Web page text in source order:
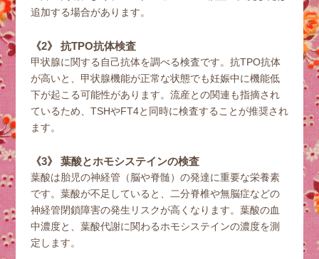
追加する場合があります。
《2》 抗TPO抗体検査
甲状腺に関する自己抗体を調べる検査です。抗TPO抗体
が高いと、甲状腺機能が正常な状態でも妊娠中に機能低
下が起こる可能性があります。流産との関連も指摘され
ているため、TSHやFT4と同時に検査することが推奨され
ます。
《3》 葉酸とホモシステインの検査
葉酸は胎児の神経管（脳や脊髄）の発達に重要な栄養素
です。葉酸が不足していると、二分脊椎や無脳症などの
神経管閉鎖障害の発生リスクが高くなります。葉酸の血
中濃度と、葉酸代謝に関わるホモシステインの濃度を測
定します。